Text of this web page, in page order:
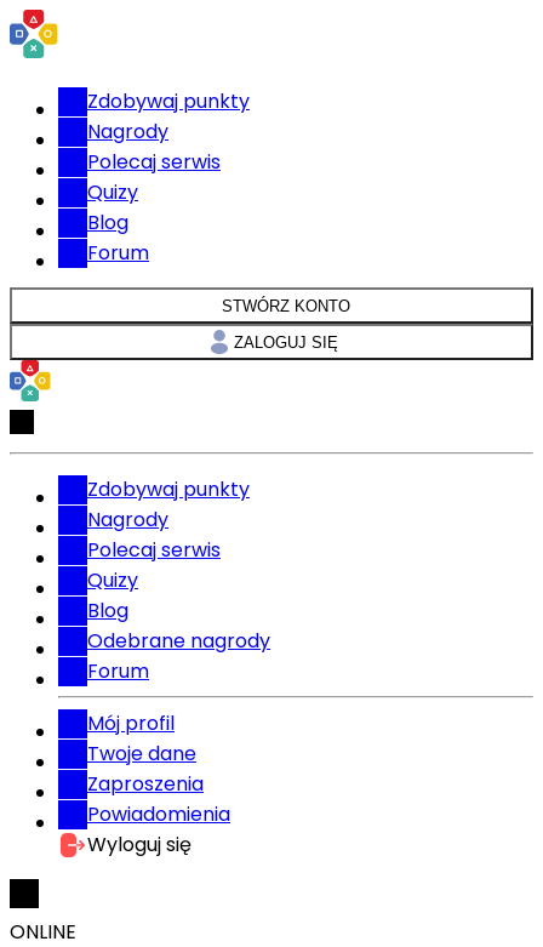
Zdobywaj punkty
Nagrody
Polecaj serwis
Quizy
Blog
Forum
STWÓRZ KONTO
ZALOGUJ SIĘ
Zdobywaj punkty
Nagrody
Polecaj serwis
Quizy
Blog
Odebrane nagrody
Forum
Mój profil
Twoje dane
Zaproszenia
Powiadomienia
Wyloguj się
ONLINE